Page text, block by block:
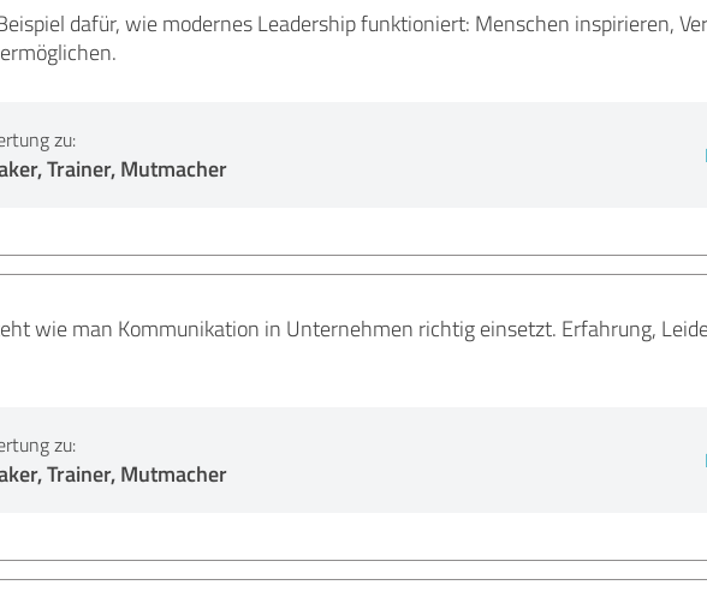
dafür, wie modernes Leadership funktioniert: Menschen inspirieren,
zu:
Trainer, Mutmacher
wie man Kommunikation in Unternehmen richtig einsetzt. Erfahrung,
zu:
Trainer, Mutmacher